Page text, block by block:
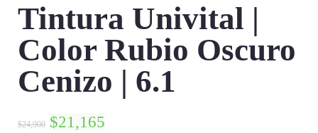
Tintura Univital |
Color Rubio Oscuro
Cenizo | 6.1
$24,900 $21,165